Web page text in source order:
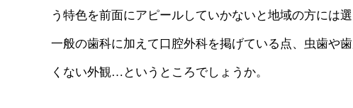
う特色を前面にアピールしていかないと地域の方には
一般の歯科に加えて口腔外科を掲げている点、虫歯や
くない外観…というところでしょうか。